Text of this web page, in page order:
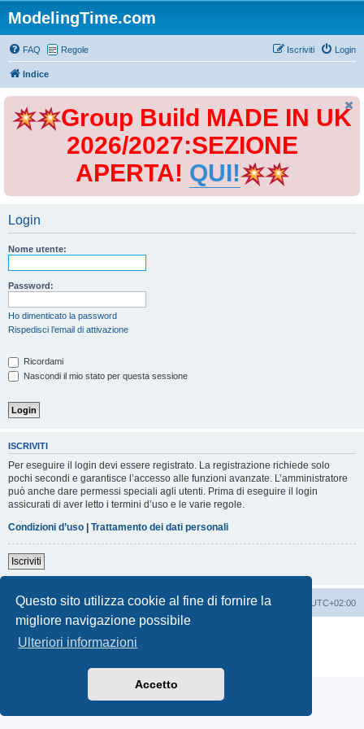
Questo sito utilizza cookie al fine di fornire la
migliore navigazione possibile
Ulteriori informazioni
Accetto
ModelingTime.com
FAQ Regole Login
Iscriviti
Indice
Group Build MADE IN UK
2026/2027:SEZIONE
APERTA! QUI!
Login
Nome utente:
Password:
Ho dimenticato la password
Rispedisci l’email di attivazione
Ricordami
Nascondi il mio stato per questa sessione
ISCRIVITI
Per eseguire il login devi essere registrato. La registrazione richiede solo
pochi secondi e garantisce l’accesso alle funzioni avanzate. L’amministratore
può anche dare permessi speciali agli utenti. Prima di eseguire il login
assicurati di aver letto i termini d’uso e le varie regole.
Condizioni d’uso | Trattamento dei dati personali
Iscriviti
Indice Tutti gli orari sono UTC+02:00
Cancella cookie
Contattaci
Traduzione Italiana